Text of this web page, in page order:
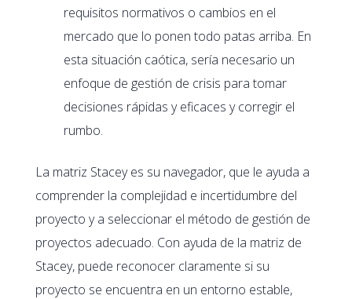
requisitos normativos o cambios en el
mercado que lo ponen todo patas arriba. En
esta situación caótica, sería necesario un
enfoque de gestión de crisis para tomar
decisiones rápidas y eficaces y corregir el
rumbo.
La matriz Stacey es su navegador, que le ayuda a
comprender la complejidad e incertidumbre del
proyecto y a seleccionar el método de gestión de
proyectos adecuado. Con ayuda de la matriz de
Stacey, puede reconocer claramente si su
proyecto se encuentra en un entorno estable,